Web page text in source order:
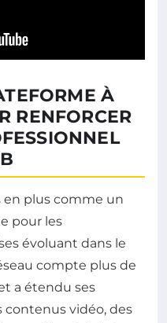
À
RENFORCER
en plus comme un
pour les
évoluant dans le
compte plus de
a étendu ses
vidéo, des